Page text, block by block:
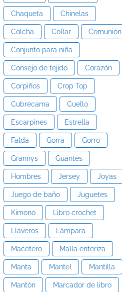
Chaqueta Chinelas
Colcha Collar Comunión
Conjunto para niña
Consejo de tejido Corazón
Corpiños Crop Top
Cubrecama Cuello
Escarpines Estrella
Falda Gorra Gorro
Grannys Guantes
Hombres Jersey Joyas
Juego de baño Juguetes
Kimono Libro crochet
Llaveros Lámpara
Macetero Malla enteriza
Manta Mantel Mantilla
Mantón Marcador de libro